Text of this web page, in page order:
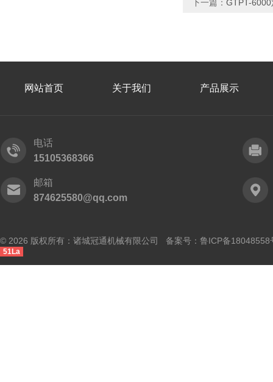
下一篇： GTPT-
网站首页 关于我们 产品展示
电话
15105368366
邮箱
874625580@qq.com
© 2026 版权所有：诸城冠通机械有限公司 备案号： 鲁ICP备18048558
51La